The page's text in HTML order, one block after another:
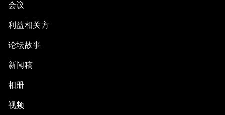
会议
利益相关方
论坛故事
新闻稿
相册
视频